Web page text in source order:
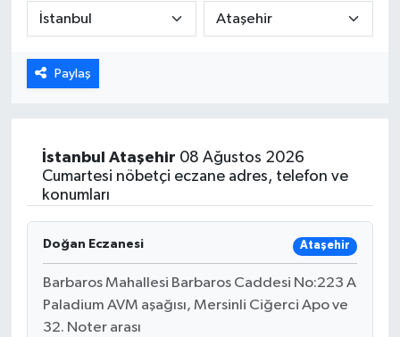
Paylaş
İstanbul Ataşehir 08 Ağustos 2026
Cumartesi nöbetçi eczane adres, telefon ve
konumları
Doğan Eczanesi Ataşehir
Barbaros Mahallesi Barbaros Caddesi No:223 A
Paladium AVM aşağısı, Mersinli Ciğerci Apo ve
32. Noter arası
Spor